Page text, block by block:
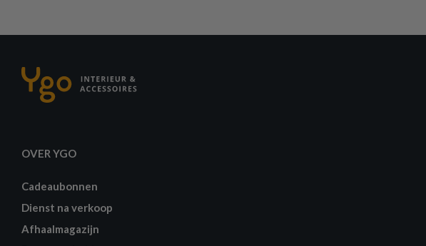
OVER YGO
Cadeaubonnen
Dienst na verkoop
Afhaalmagazijn